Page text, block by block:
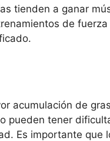
tienden a ganar
de
acumulación de
pueden tener
Es importante que